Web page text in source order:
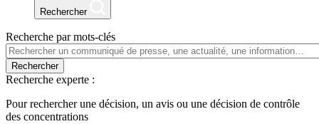
Rechercher
Recherche par mots-clés
Rechercher
Recherche experte :
Pour rechercher une décision, un avis ou une décision de contrôle
des concentrations